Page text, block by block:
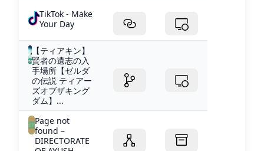
TikTok - Make
Your Day
【ティアキン】
賢者の遺志の入
手場所【ゼルダ
の伝説 ティアー
ズオブザキング
ダム】...
Page not
found –
DIRECTORATE